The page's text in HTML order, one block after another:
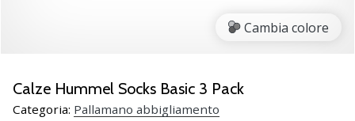
da
Cambia colore
Calze Hummel Socks Basic 3 Pack
Categoria: Pallamano abbigliamento